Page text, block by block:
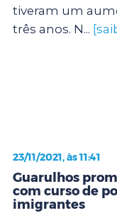
tiveram um
três anos. N...
23/11/2021, às 11:41
Guarulhos
com curso de
imigrantes